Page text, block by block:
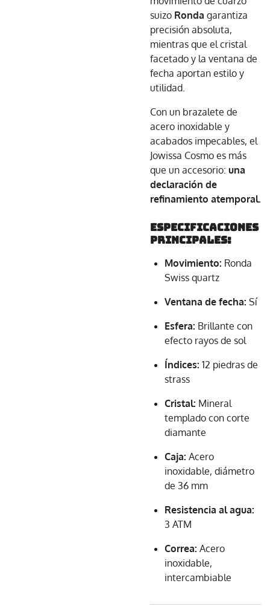
suizo Ronda garantiza
precisión absoluta,
mientras que el cristal
facetado y la ventana de
fecha aportan estilo y
utilidad.
Con un brazalete de
acero inoxidable y
acabados impecables, el
Jowissa Cosmo es más
que un accesorio: una
declaración de
refinamiento atemporal.
Especificaciones
principales:
Movimiento: Ronda
Swiss quartz
Ventana de fecha: Sí
Esfera: Brillante con
efecto rayos de sol
Índices: 12 piedras de
strass
Cristal: Mineral
templado con corte
diamante
Caja: Acero
inoxidable, diámetro
de 36 mm
Resistencia al agua:
3 ATM
Correa: Acero
inoxidable,
intercambiable